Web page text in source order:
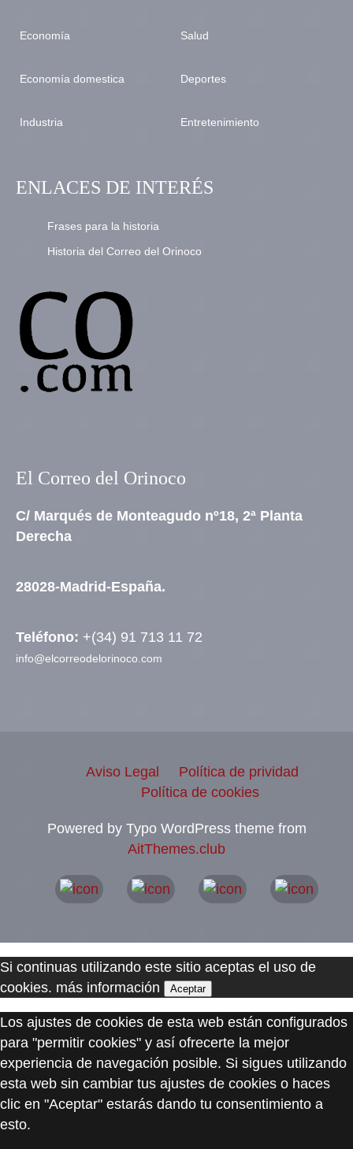
Economía
Economía domestica
Industria
Salud
Deportes
Entretenimiento
ENLACES DE INTERÉS
Frases para la historia
Historia del Correo del Orinoco
El Correo del Orinoco
C/ Marqués de Monteagudo nº18, 2ª Planta
Derecha
28028-Madrid-España.
Teléfono: +(34) 91 713 11 72
info@elcorreodelorinoco.com
Aviso Legal
Política de prividad
Política de cookies
Powered by Typo WordPress theme from
AitThemes.club
Si continuas utilizando este sitio aceptas el uso de
cookies. más información Aceptar
Los ajustes de cookies de esta web están configurados
para "permitir cookies" y así ofrecerte la mejor
experiencia de navegación posible. Si sigues utilizando
esta web sin cambiar tus ajustes de cookies o haces
clic en "Aceptar" estarás dando tu consentimiento a
esto.